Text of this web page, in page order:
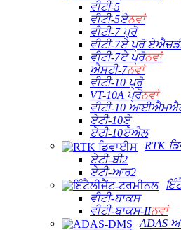
ਵੀਟੀ-5
ਵੀਟੀ-5ਏਨਵਾਂ
ਵੀਟੀ-7 ਪ੍ਰੋ
ਵੀਟੀ-7ਏ ਪ੍ਰੋ
ਵੀਟੀ-7ਏ ਪ੍ਰੋਨਵਾਂ
ਐਸਟੀ-7ਨਵਾਂ
ਵੀਟੀ-10 ਪ੍ਰੋ
VT-10A ਪ੍ਰੋਨਵਾਂ
ਵੀਟੀ-10
ਏਟੀ-10ਏ
ਏਟੀ-10ਏਐਲ
RTK
ਏਟੀ-ਬੀ2
ਏਟੀ-ਆਰ2
ਵੀਟੀ-ਬਾਕਸ
ਵੀਟੀ-ਬਾਕਸ-IIਨਵਾਂ
ADAS